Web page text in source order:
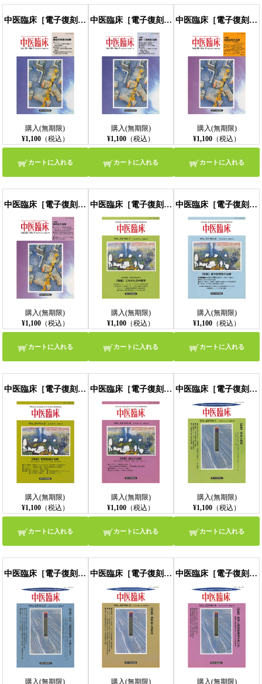
中医臨床［電子復刻版］通巻76号
購入(無期限)
¥1,100（税込）
カートに入れる
中医臨床［電子復刻版］通巻77号
購入(無期限)
¥1,100 （税込）
カートに入れる
中医臨床［電子復刻版］通巻78号
購入(無期限)
¥1,100 （税込）
カートに入れる
中医臨床［電子復刻版］通巻79号
購入(無期限)
¥1,100（税込）
カートに入れる
中医臨床［電子復刻版］通巻80号
購入(無期限)
¥1,100 （税込）
カートに入れる
中医臨床［電子復刻版］通巻81号
購入(無期限)
¥1,100 （税込）
カートに入れる
中医臨床［電子復刻版］通巻82号
購入(無期限)
¥1,100（税込）
カートに入れる
中医臨床［電子復刻版］通巻83号
購入(無期限)
¥1,100 （税込）
カートに入れる
中医臨床［電子復刻版］通巻84号
購入(無期限)
¥1,100 （税込）
カートに入れる
中医臨床［電子復刻版］通巻85号
購入(無期限)
中医臨床［電子復刻版］通巻86号
購入(無期限)
中医臨床［電子復刻版］通巻87号
購入(無期限)